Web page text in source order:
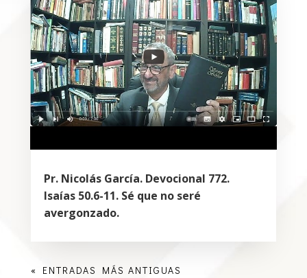
Pr. Nicolás García. Devocional 772.
Isaías 50.6-11. Sé que no seré
avergonzado.
« ENTRADAS MÁS ANTIGUAS